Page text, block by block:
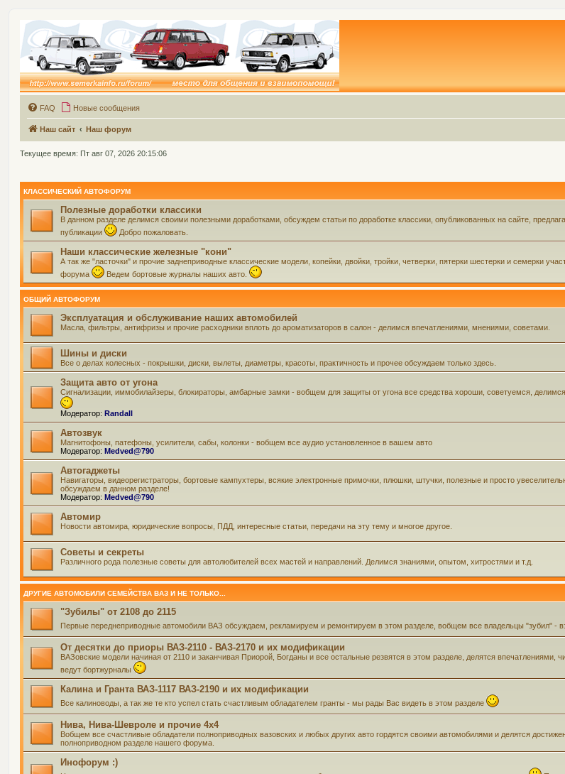
FAQ Новые сообщения
Наш сайт Наш форум
Текущее время: Пт авг 07, 2026 20:15:06
КЛАССИЧЕСКИЙ АВТОФОРУМ
Полезные доработки классики
В данном разделе делимся своими полезными доработками, обсуждем статьи по доработке классики, опубликованных на сайте,
публикации
Добро пожаловать.
Наши классические железные "кони"
А так же "ласточки" и прочие заднеприводные классические модели, копейки, двойки, тройки, четверки, пятерки шестерки и семерки
форума
Ведем бортовые журналы наших авто.
ОБЩИЙ АВТОФОРУМ
Эксплуатация и обслуживание наших автомобилей
Масла, фильтры, антифризы и прочие расходники вплоть до ароматизаторов в салон - делимся впечатлениями, мнениями, советами.
Шины и диски
Все о делах колесных - покрышки, диски, вылеты, диаметры, красоты, практичность и прочее обсуждаем только здесь.
Защита авто от угона
Сигнализации, иммобилайзеры, блокираторы, амбарные замки - вобщем для защиты от угона все средства хороши, советуемся,
Модератор: Randall
Автозвук
Магнитофоны, патефоны, усилители, сабы, колонки - вобщем все аудио установленное в вашем авто
Модератор: Medved@790
Автогаджеты
Навигаторы, видеорегистраторы, бортовые кампухтеры, всякие электронные примочки, плюшки, штучки, полезные и просто
обсуждаем в данном разделе!
Модератор: Medved@790
Автомир
Новости автомира, юридические вопросы, ПДД, интересные статьи, передачи на эту тему и многое другое.
Советы и секреты
Различного рода полезные советы для автолюбителей всех мастей и направлений. Делимся знаниями, опытом, хитростями и т.д.
ДРУГИЕ АВТОМОБИЛИ СЕМЕЙСТВА ВАЗ И НЕ ТОЛЬКО...
"Зубилы" от 2108 до 2115
Первые переднеприводные автомобили ВАЗ обсуждаем, рекламируем и ремонтируем в этом разделе, вобщем все владельцы "зубил" -
От десятки до приоры ВАЗ-2110 - ВАЗ-2170 и их модификации
ВАЗовские модели начиная от 2110 и заканчивая Приорой, Богданы и все остальные резвятся в этом разделе, делятся впечатлениями,
ведут бортжурналы
Калина и Гранта ВАЗ-1117 ВАЗ-2190 и их модификации
Все калиноводы, а так же те кто успел стать счастливым обладателем гранты - мы рады Вас видеть в этом разделе
Нива, Нива-Шевроле и прочие 4х4
Вобщем все счастливые обладатели полноприводных вазовских и любых других авто гордятся своими автомобилями и делятся
полноприводном разделе нашего форума.
Инофорум :)